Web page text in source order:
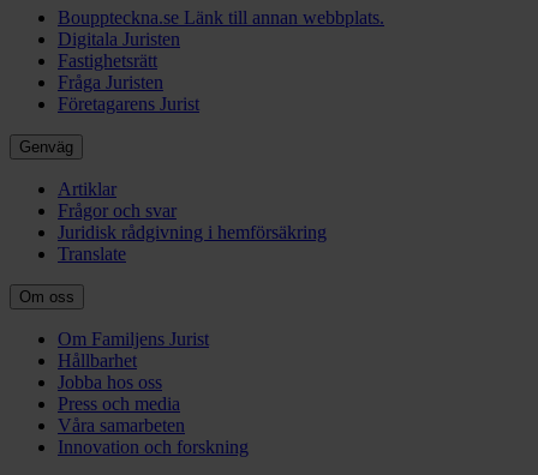
Bouppteckna.se Länk till annan webbplats.
Digitala Juristen
Fastighetsrätt
Fråga Juristen
Företagarens Jurist
Genväg
Artiklar
Frågor och svar
Juridisk rådgivning i hemförsäkring
Translate
Om oss
Om Familjens Jurist
Hållbarhet
Jobba hos oss
Press och media
Våra samarbeten
Innovation och forskning